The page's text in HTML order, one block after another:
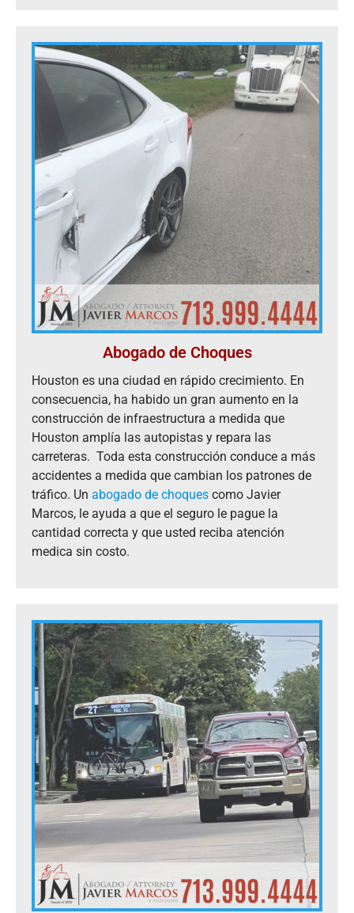
Abogado de Choques
Houston es una ciudad en rápido crecimiento. En
consecuencia, ha habido un gran aumento en la
construcción de infraestructura a medida que
Houston amplía las autopistas y repara las
carreteras. Toda esta construcción conduce a más
accidentes a medida que cambian los patrones de
tráfico. Un abogado de choques como Javier
Marcos, le ayuda a que el seguro le pague la
cantidad correcta y que usted reciba atención
medica sin costo.